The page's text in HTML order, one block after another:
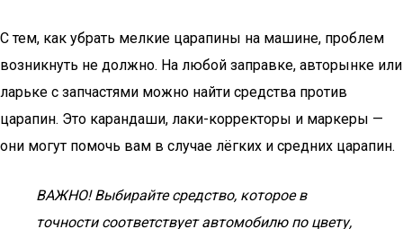
С тем, как убрать мелкие царапины на машине, проблем
возникнуть не должно. На любой заправке, авторынке или
ларьке с запчастями можно найти средства против
царапин. Это карандаши, лаки-корректоры и маркеры —
они могут помочь вам в случае лёгких и средних царапин.
ВАЖНО! Выбирайте средство, которое в
точности соответствует автомобилю по цвету,